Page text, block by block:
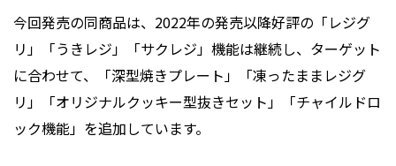
今回発売の同商品は、2022年の発売以降好評の「レジグ
リ」「うきレジ」「サクレジ」機能は継続し、ターゲット
に合わせて、「深型焼きプレート」「凍ったままレジグ
リ」「オリジナルクッキー型抜きセット」「チャイルドロ
ック機能」を追加しています。